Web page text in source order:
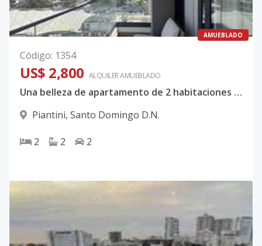
AMUEBLADO
Código: 1354
US$ 2,800 ALQUILERAMUEBLADO
Una belleza de apartamento de 2 habitaciones e alquiler amueblado en Piantni
Piantini, Santo Domingo D.N.
2 2 2